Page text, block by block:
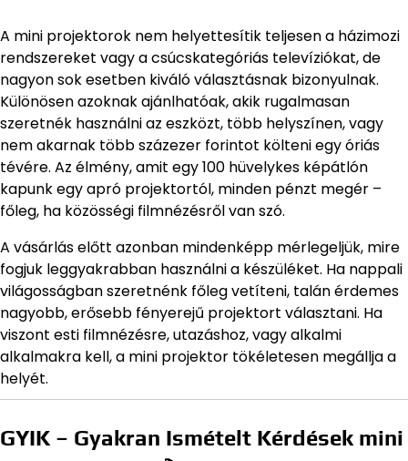
A mini projektorok nem helyettesítik teljesen a házimozi
rendszereket vagy a csúcskategóriás televíziókat, de
nagyon sok esetben kiváló választásnak bizonyulnak.
Különösen azoknak ajánlhatóak, akik rugalmasan
szeretnék használni az eszközt, több helyszínen, vagy
nem akarnak több százezer forintot költeni egy óriás
tévére. Az élmény, amit egy 100 hüvelykes képátlón
kapunk egy apró projektortól, minden pénzt megér –
főleg, ha közösségi filmnézésről van szó.
A vásárlás előtt azonban mindenképp mérlegeljük, mire
fogjuk leggyakrabban használni a készüléket. Ha nappali
világosságban szeretnénk főleg vetíteni, talán érdemes
nagyobb, erősebb fényerejű projektort választani. Ha
viszont esti filmnézésre, utazáshoz, vagy alkalmi
alkalmakra kell, a mini projektor tökéletesen megállja a
helyét.
GYIK – Gyakran Ismételt Kérdések mini